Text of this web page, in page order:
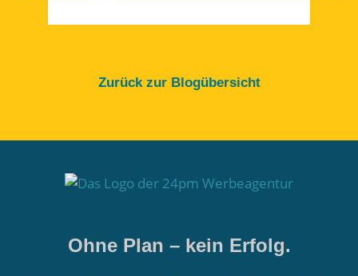
Zurück zur Blogübersicht
Ohne Plan – kein Erfolg.